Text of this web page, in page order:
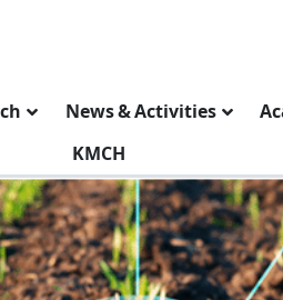
News & Activities
KMCH